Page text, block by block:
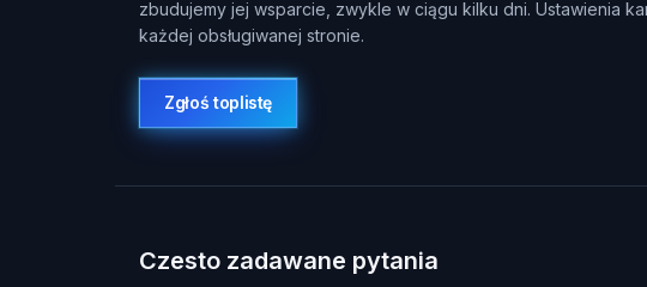
zbudujemy jej wsparcie, zwykle w ciągu kilku dni. Ustawienia
każdej obsługiwanej stronie.
Zgłoś toplistę
Czesto zadawane pytania